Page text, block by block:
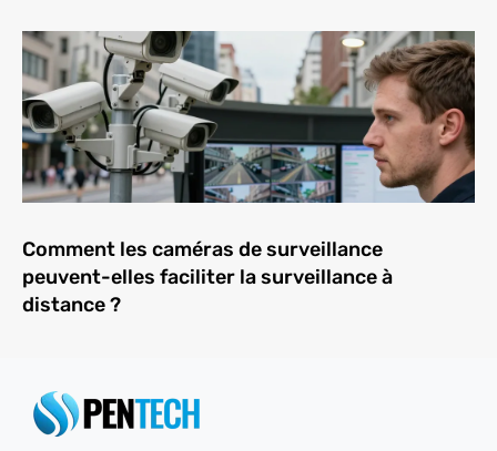
Comment les caméras de surveillance
peuvent-elles faciliter la surveillance à
distance ?